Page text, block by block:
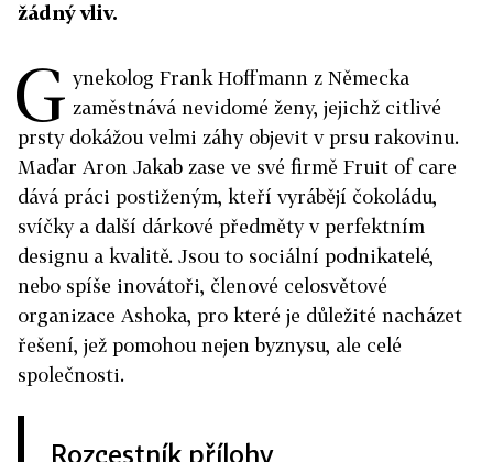
žádný vliv.
G ynekolog Frank Hoffmann z Německa
zaměstnává nevidomé ženy, jejichž citlivé
prsty dokážou velmi záhy objevit v prsu rakovinu.
Maďar Aron Jakab zase ve své firmě Fruit of care
dává práci postiženým, kteří vyrábějí čokoládu,
svíčky a další dárkové předměty v perfektním
designu a kvalitě. Jsou to sociální podnikatelé,
nebo spíše inovátoři, členové celosvětové
organizace Ashoka, pro které je důležité nacházet
řešení, jež pomohou nejen byznysu, ale celé
společnosti.
Rozcestník přílohy